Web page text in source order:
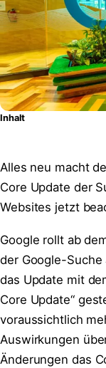
Inhalt
Alles neu macht
Core Update der
Websites jetzt
Google rollt ab
der Google-Suche
das Update mit
Core Update“
voraussichtlich
Auswirkungen
Änderungen das